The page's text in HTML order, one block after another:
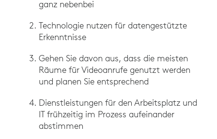
ganz nebenbei
Technologie nutzen für datengestützte
Erkenntnisse
Gehen Sie davon aus, dass die meisten
Räume für Videoanrufe genutzt werden
und planen Sie entsprechend
Dienstleistungen für den Arbeitsplatz und
IT frühzeitig im Prozess aufeinander
abstimmen